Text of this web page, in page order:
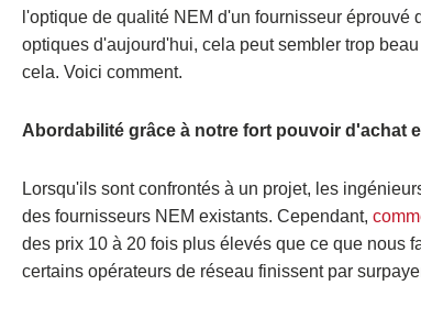
l'optique de qualité NEM d'un fournisseur
optiques d'aujourd'hui, cela peut sembler trop
cela. Voici comment.
Abordabilité grâce à notre fort pouvoir d'achat
Lorsqu'ils sont confrontés à un projet, les
des fournisseurs NEM existants. Cependant,
des prix 10 à 20 fois plus élevés que ce que nous
certains opérateurs de réseau finissent par